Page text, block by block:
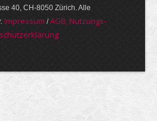
40, CH-8050 Zürich. Alle
Im­pres­sum /AGB, Nut­zungs­